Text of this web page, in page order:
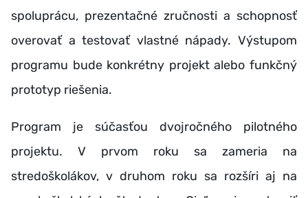
spoluprácu, prezentačné zručnosti a schopnosť
overovať a testovať vlastné nápady. Výstupom
programu bude konkrétny projekt alebo funkčný
prototyp riešenia.
Program je súčasťou dvojročného pilotného
projektu. V prvom roku sa zameria na
stredoškolákov, v druhom roku sa rozšíri aj na